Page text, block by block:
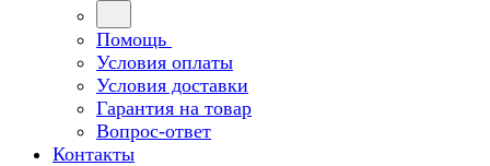
Помощь
Условия оплаты
Условия доставки
Гарантия на товар
Вопрос-ответ
Контакты